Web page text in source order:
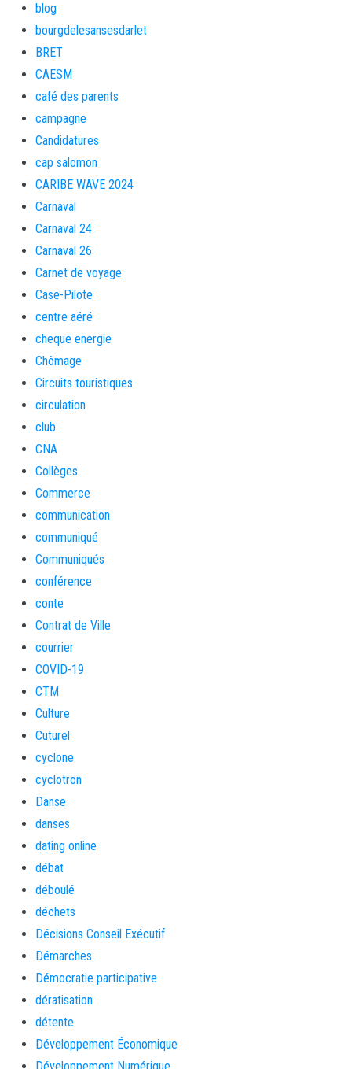
blog
bourgdelesansesdarlet
BRET
CAESM
café des parents
campagne
Candidatures
cap salomon
CARIBE WAVE 2024
Carnaval
Carnaval 24
Carnaval 26
Carnet de voyage
Case-Pilote
centre aéré
cheque energie
Chômage
Circuits touristiques
circulation
club
CNA
Collèges
Commerce
communication
communiqué
Communiqués
conférence
conte
Contrat de Ville
courrier
COVID-19
CTM
Culture
Cuturel
cyclone
cyclotron
Danse
danses
dating online
débat
déboulé
déchets
Décisions Conseil Exécutif
Démarches
Démocratie participative
dératisation
détente
Développement Économique